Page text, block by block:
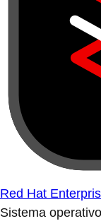
Red Hat
Sistema